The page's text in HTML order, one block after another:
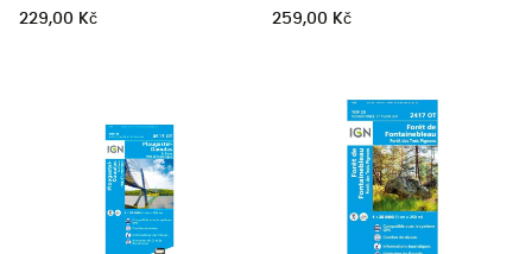
229,00 Kč 259,00 Kč